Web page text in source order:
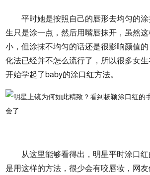
平时她是按照自己的唇形去均匀的
生只是涂一点，然后用嘴唇抹开，虽然
小，但涂抹不均匀的话还是很影响颜值
化法已经并不怎么流行了，所以很多女
开始学起了baby的涂口红方法。
从这里能够看得出，明星平时涂口
是用这样的方法，很少会有咬唇妆，网